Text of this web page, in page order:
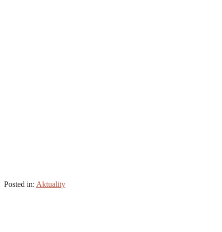
Posted in: Aktuality